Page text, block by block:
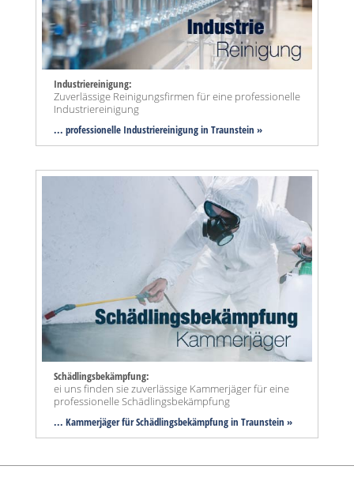
Industriereinigung:
Zuverlässige Reinigungsfirmen für eine professionelle
Industriereinigung
... professionelle Industriereinigung in Traunstein »
Schädlingsbekämpfung:
ei uns finden sie zuverlässige Kammerjäger für eine
professionelle Schädlingsbekämpfung
... Kammerjäger für Schädlingsbekämpfung in Traunstein »